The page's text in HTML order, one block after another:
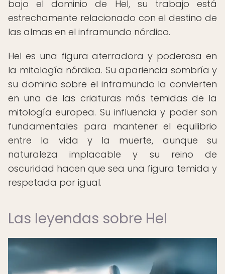
bajo el dominio de Hel, su trabajo está
estrechamente relacionado con el destino de
las almas en el inframundo nórdico.
Hel es una figura aterradora y poderosa en
la mitología nórdica. Su apariencia sombría y
su dominio sobre el inframundo la convierten
en una de las criaturas más temidas de la
mitología europea. Su influencia y poder son
fundamentales para mantener el equilibrio
entre la vida y la muerte, aunque su
naturaleza implacable y su reino de
oscuridad hacen que sea una figura temida y
respetada por igual.
Las leyendas sobre Hel